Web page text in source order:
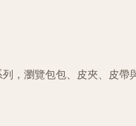
，瀏覽包包、皮夾、皮帶